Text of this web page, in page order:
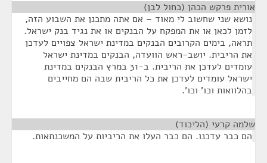
אורית פרקש הכהן (כחול לבן)
נושא שני שחשוב לי מאוד – אם אתה מתכנן את השבוע הזה,
לזמן לכאן או את המפקח על הבנקים או את נגיד בנק ישראל.
תראה, בימים הקרובים הבנקים במדינת ישראל צפויים לעדכן
את הריבית. יושב-ראש הוועדה, הבנקים במדינת ישראל
עומדים לעדכן את הריבית. ב-31 במרץ הבנקים במדינת
ישראל עומדים לעדכן את כל הריבית שבה הם מחייבים
בהלוואות וכו' וכו'.
שלמה קרעי (הליכוד)
הם כבר עדכנו. הם כבר העלו את הריביות על המשכנתאות.